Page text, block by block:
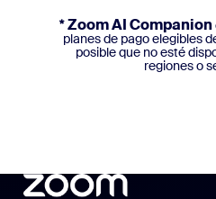
* Zoom AI Companion
planes de pago elegibles
posible que no esté
regiones o